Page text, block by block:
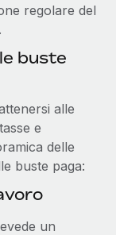
regolare del
buste
alle
e
delle
buste paga:
un